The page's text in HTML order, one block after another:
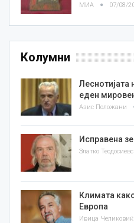
МИА 07/08/
Колумни
Леснотијата
еден
Азис Положани
Исправена
Климата
Европа
Ивица Челиковиќ